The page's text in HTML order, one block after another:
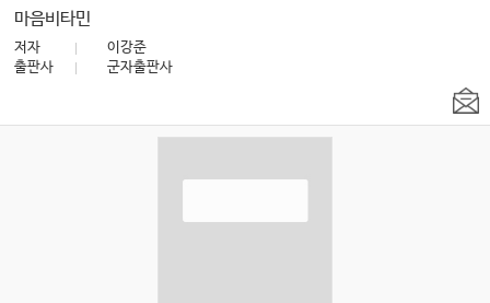
마음비타민
저자
이강준
출판사
군자출판사